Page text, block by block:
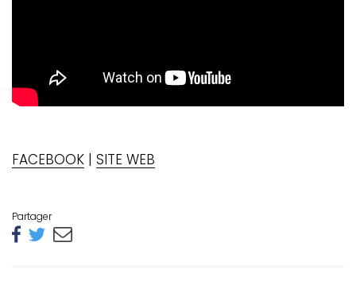
FACEBOOK | SITE WEB
Partager